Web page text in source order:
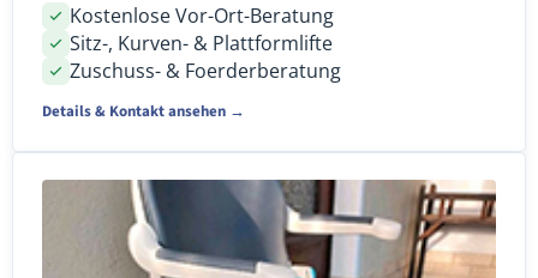
Kostenlose Vor-Ort-Beratung
Sitz-, Kurven- & Plattformlifte
Zuschuss- & Foerderberatung
Details & Kontakt ansehen →